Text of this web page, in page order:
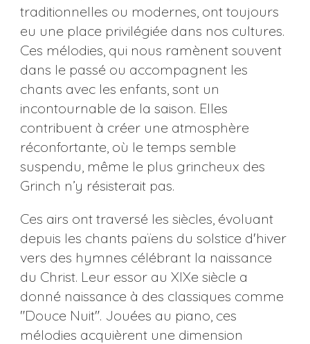
traditionnelles ou modernes, ont toujours
eu une place privilégiée dans nos cultures.
Ces mélodies, qui nous ramènent souvent
dans le passé ou accompagnent les
chants avec les enfants, sont un
incontournable de la saison. Elles
contribuent à créer une atmosphère
réconfortante, où le temps semble
suspendu, même le plus grincheux des
Grinch n’y résisterait pas​​​​.
Ces airs ont traversé les siècles, évoluant
depuis les chants païens du solstice d'hiver
vers des hymnes célébrant la naissance
du Christ. Leur essor au XIXe siècle a
donné naissance à des classiques comme
"Douce Nuit". Jouées au piano, ces
mélodies acquièrent une dimension